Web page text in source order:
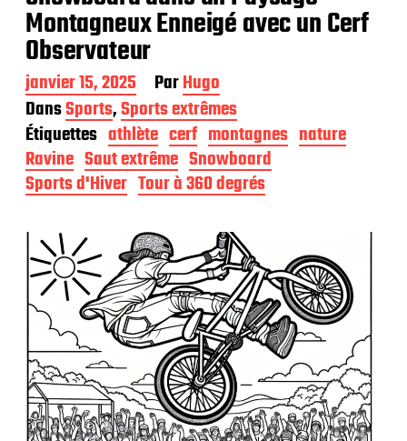
Montagneux Enneigé avec un Cerf
Observateur
D
a
t
e
d
e
p
b
c
a
o
n
janvier 15, 2025 ParHugo
DansSports,Sports extrêmes
Étiquettes athlète cerf montagnes nature
Ravine Saut extrême Snowboard
Sports d'Hiver Tour à 360 degrés